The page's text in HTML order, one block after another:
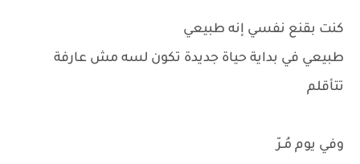
كنت بقنع نفسي إنه طبيعي
طبيعي في بداية حياة جديدة تكون لسه مش عارفة
تتأقلم
وفي يوم مُـرّ